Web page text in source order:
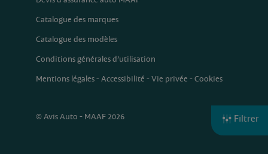
Filtrer
Catalogue des marques
Catalogue des modèles
Conditions générales d’utilisation
Mentions légales-Accessibilité -Vie privée -Cookies
© Avis Auto - MAAF 2026